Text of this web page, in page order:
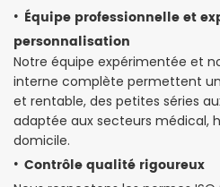
· Équipe professionnelle et
personnalisation
Notre équipe expérimentée et
interne complète permettent
et rentable, des petites séries
adaptée aux secteurs médical,
domicile.
· Contrôle qualité rigoureux